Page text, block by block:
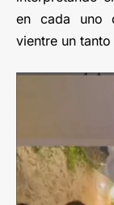
en cada uno
vientre un